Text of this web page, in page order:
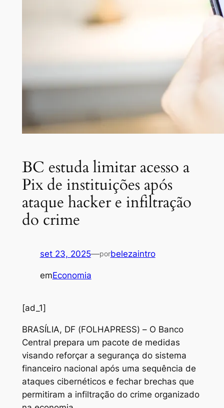
BC estuda limitar acesso a
Pix de instituições após
ataque hacker e infiltração
do crime
set 23, 2025—porbelezaintro
emEconomia
[ad_1]
BRASÍLIA, DF (FOLHAPRESS) – O Banco
Central prepara um pacote de medidas
visando reforçar a segurança do sistema
financeiro nacional após uma sequência de
ataques cibernéticos e fechar brechas que
permitiram a infiltração do crime organizado